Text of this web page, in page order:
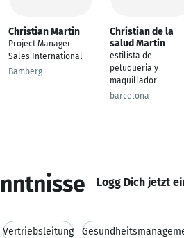
Christian Martin
Project Manager
Sales International
Bamberg
Christian de la
salud Martin
estilista de
peluqueria y
maquillador
barcelona
Logg Dich jetzt
Vertriebsleitung